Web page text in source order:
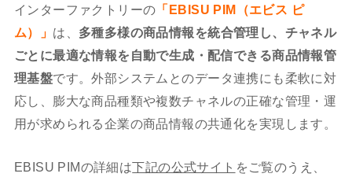
インターファクトリーの 「EBISU PIM（エビス ピ
ム）」 は、 多種多様の商品情報を統合管理し、チャネル
ごとに最適な情報を自動で生成・配信できる商品情報管
理基盤です。外部システムとのデータ連携にも柔軟に対
応し、膨大な商品種類や複数チャネルの正確な管理・運
用が求められる企業の商品情報の共通化を実現します。
EBISU PIMの詳細は下記の公式サイト をご覧のうえ、